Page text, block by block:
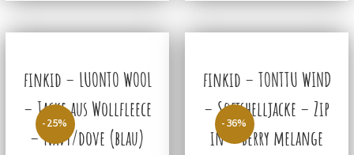
-25%
finkid – LUONTO WOOL
– Jacke aus Wollfleece
– navy/dove (blau)
-36%
finkid – TONTTU WIND
– Softshelljacke – Zip
in – berry melange